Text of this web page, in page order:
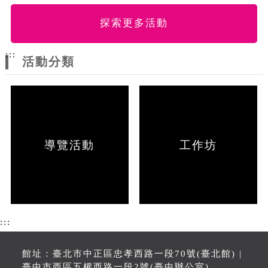
探索更多活動
:::
活動分類
導覽活動 工作坊
:::
館址：臺北市中正區忠孝西路一段70號(臺北館) |